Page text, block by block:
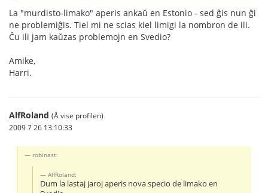
La "murdisto-limako" aperis ankaŭ en Estonio - sed ĝis nun ĝi
ne problemiĝis. Tiel mi ne scias kiel limigi la nombron de ili.
Ĉu ili jam kaŭzas problemojn en Svedio?
Amike,
Harri.
AlfRoland (Å vise profilen)
2009 7 26 13:10:33
robinast:
AlfRoland:
Dum la lastaj jaroj aperis nova specio de limako en